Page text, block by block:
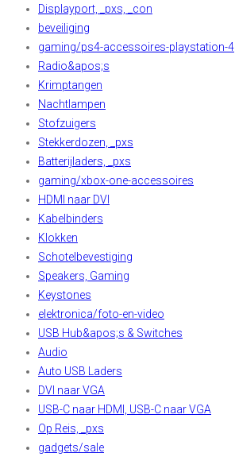
Displayport, _pxs, _con
beveiliging
gaming/ps4-accessoires-playstation-4
Radio&apos;s
Krimptangen
Nachtlampen
Stofzuigers
Stekkerdozen, _pxs
Batterijladers, _pxs
gaming/xbox-one-accessoires
HDMI naar DVI
Kabelbinders
Klokken
Schotelbevestiging
Speakers, Gaming
Keystones
elektronica/foto-en-video
USB Hub&apos;s & Switches
Audio
Auto USB Laders
DVI naar VGA
USB-C naar HDMI, USB-C naar VGA
Op Reis, _pxs
gadgets/sale